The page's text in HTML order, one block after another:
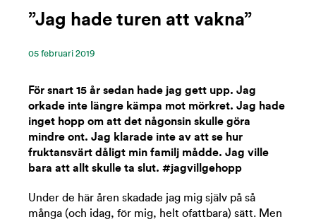
”Jag hade turen att vakna”
05 ‪februari‬ 2019
För snart 15 år sedan hade jag gett upp. Jag
orkade inte längre kämpa mot mörkret. Jag hade
inget hopp om att det någonsin skulle göra
mindre ont. Jag klarade inte av att se hur
fruktansvärt dåligt min familj mådde. Jag ville
bara att allt skulle ta slut. #jagvillgehopp
Under de här åren skadade jag mig själv på så
många (och idag, för mig, helt ofattbara) sätt. Men